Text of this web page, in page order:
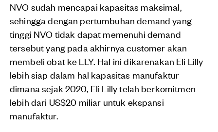
NVO sudah mencapai kapasitas maksimal,
sehingga dengan pertumbuhan demand yang
tinggi NVO tidak dapat memenuhi demand
tersebut yang pada akhirnya customer akan
membeli obat ke LLY. Hal ini dikarenakan Eli Lilly
lebih siap dalam hal kapasitas manufaktur
dimana sejak 2020, Eli Lilly telah berkomitmen
lebih dari US$20 miliar untuk ekspansi
manufaktur.